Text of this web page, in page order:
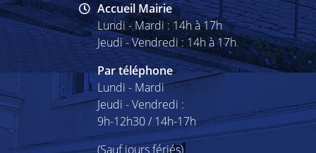
Accueil Mairie
Lundi - Mardi : 14h à 17h
Jeudi - Vendredi : 14h à 17h
Par téléphone
Lundi - Mardi
Jeudi - Vendredi :
9h-12h30 / 14h-17h
(Sauf jours fériés)